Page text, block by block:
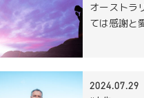
オーストラ
ては感謝と
2024.07.29